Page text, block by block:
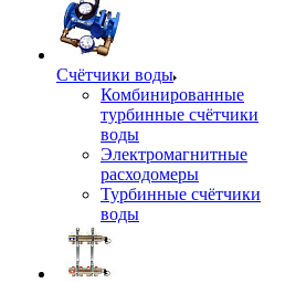
Счётчики воды
Комбинированные
турбинные счётчики
воды
Электромагнитные
расходомеры
Турбинные счётчики
воды